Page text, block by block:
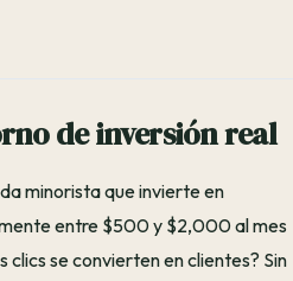
de inversión real
minorista que invierte en
entre $500 y $2,000 al mes
clics se convierten en clientes? Sin